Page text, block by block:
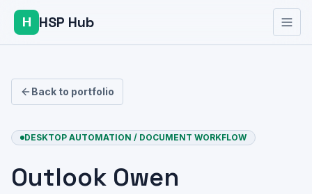
H HSP Hub
Back to portfolio
DESKTOP AUTOMATION / DOCUMENT WORKFLOW
Outlook Owen